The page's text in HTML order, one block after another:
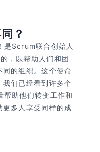
？
是Scrum联合创始人
，以帮助人们和团
的组织。这个使命
们已经看到许多个
帮助他们转变工作和
多人享受同样的成